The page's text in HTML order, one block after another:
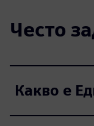
Често
Какво е